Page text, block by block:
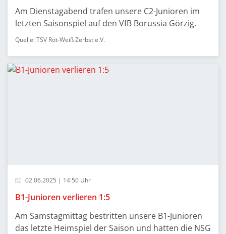
Am Dienstagabend trafen unsere C2-Junioren im
letzten Saisonspiel auf den VfB Borussia Görzig.
Quelle: TSV Rot-Weiß Zerbst e.V.
02.06.2025 | 14:50 Uhr
B1-Junioren verlieren 1:5
Am Samstagmittag bestritten unsere B1-Junioren
das letzte Heimspiel der Saison und hatten die NSG